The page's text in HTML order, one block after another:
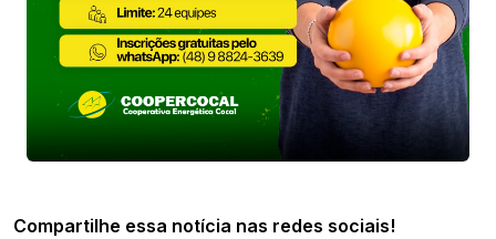
Compartilhe essa notícia nas redes sociais!